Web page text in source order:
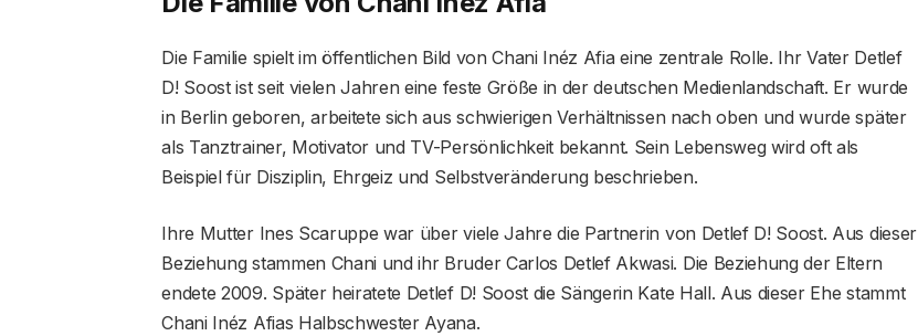
Die Familie spielt im öffentlichen Bild von Chani Inéz Afia eine zentrale Rolle. Ihr Vater Detlef
D! Soost ist seit vielen Jahren eine feste Größe in der deutschen Medienlandschaft. Er wurde
in Berlin geboren, arbeitete sich aus schwierigen Verhältnissen nach oben und wurde später
als Tanztrainer, Motivator und TV-Persönlichkeit bekannt. Sein Lebensweg wird oft als
Beispiel für Disziplin, Ehrgeiz und Selbstveränderung beschrieben.
Ihre Mutter Ines Scaruppe war über viele Jahre die Partnerin von Detlef D! Soost. Aus dieser
Beziehung stammen Chani und ihr Bruder Carlos Detlef Akwasi. Die Beziehung der Eltern
endete 2009. Später heiratete Detlef D! Soost die Sängerin Kate Hall. Aus dieser Ehe stammt
Chani Inéz Afias Halbschwester Ayana.